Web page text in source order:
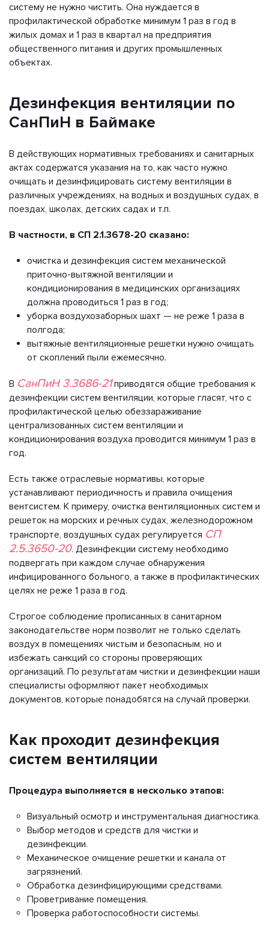
систему не нужно чистить. Она нуждается в
профилактической обработке минимум 1 раз в год в
жилых домах и 1 раз в квартал на предприятия
общественного питания и других промышленных
объектах.
Дезинфекция вентиляции по
СанПиН в Баймаке
В действующих нормативных требованиях и санитарных
актах содержатся указания на то, как часто нужно
очищать и дезинфицировать систему вентиляции в
различных учреждениях, на водных и воздушных судах, в
поездах, школах, детских садах и т.п.
В частности, в СП 2.1.3678-20 сказано:
очистка и дезинфекция систем механической
приточно-вытяжной вентиляции и
кондиционирования в медицинских организациях
должна проводиться 1 раз в год;
уборка воздухозаборных шахт — не реже 1 раза в
полгода;
вытяжные вентиляционные решетки нужно очищать
от скоплений пыли ежемесячно.
В СанПиН 3.3686-21приводятся общие требования к
дезинфекции систем вентиляции, которые гласят, что с
профилактической целью обеззараживание
централизованных систем вентиляции и
кондиционирования воздуха проводится минимум 1 раз в
год.
Есть также отраслевые нормативы, которые
устанавливают периодичность и правила очищения
вентсистем. К примеру, очистка вентиляционных систем и
решеток на морских и речных судах, железнодорожном
транспорте, воздушных судах регулируется СП
2.5.3650-20. Дезинфекции систему необходимо
подвергать при каждом случае обнаружения
инфицированного больного, а также в профилактических
целях не реже 1 раза в год.
Строгое соблюдение прописанных в санитарном
законодательстве норм позволит не только сделать
воздух в помещениях чистым и безопасным, но и
избежать санкций со стороны проверяющих
организаций. По результатам чистки и дезинфекции наши
специалисты оформляют пакет необходимых
документов, которые понадобятся на случай проверки.
Как проходит дезинфекция
систем вентиляции
Процедура выполняется в несколько этапов:
Визуальный осмотр и инструментальная диагностика.
Выбор методов и средств для чистки и
дезинфекции.
Механическое очищение решетки и канала от
загрязнений.
Обработка дезинфицирующими средствами.
Проветривание помещения.
Проверка работоспособности системы.